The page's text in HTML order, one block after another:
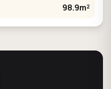
98.9m²